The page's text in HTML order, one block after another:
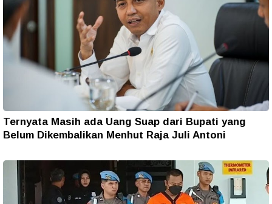
Ternyata Masih ada Uang Suap dari Bupati yang
Belum Dikembalikan Menhut Raja Juli Antoni